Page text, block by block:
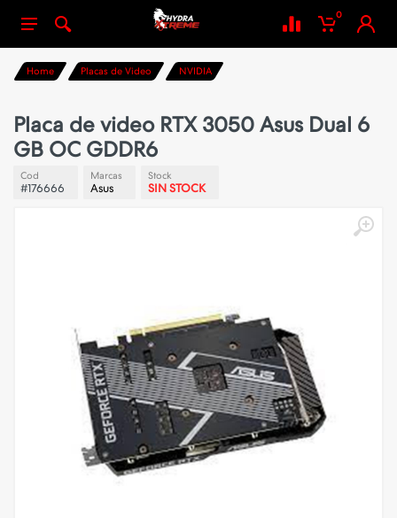
0
Home Placas de Video NVIDIA
Placa de video RTX 3050 Asus Dual 6
GB OC GDDR6
Cod
#176666
Marcas
Asus
Stock
SIN STOCK